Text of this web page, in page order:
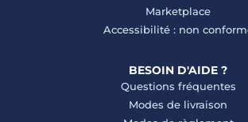
Marketplace
Accessibilité : non
BESOIN D'AIDE ?
Questions fréquentes
Modes de livraison